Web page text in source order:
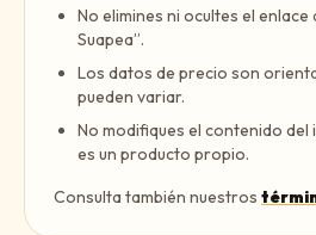
No elimines ni ocultes el
Suapea”.
Los datos de precio son
pueden variar.
No modifiques el contenido del
es un producto propio.
Consulta también nuestros